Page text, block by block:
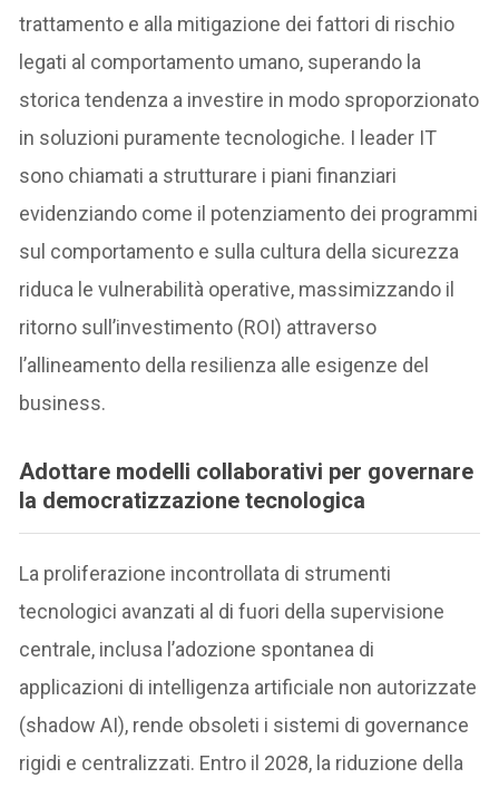
trattamento e alla mitigazione dei fattori di rischio
legati al comportamento umano, superando la
storica tendenza a investire in modo sproporzionato
in soluzioni puramente tecnologiche. I leader IT
sono chiamati a strutturare i piani finanziari
evidenziando come il potenziamento dei programmi
sul comportamento e sulla cultura della sicurezza
riduca le vulnerabilità operative, massimizzando il
ritorno sull’investimento (ROI) attraverso
l’allineamento della resilienza alle esigenze del
business.
Adottare modelli collaborativi per governare
la democratizzazione tecnologica
La proliferazione incontrollata di strumenti
tecnologici avanzati al di fuori della supervisione
centrale, inclusa l’adozione spontanea di
applicazioni di intelligenza artificiale non autorizzate
(shadow AI), rende obsoleti i sistemi di governance
rigidi e centralizzati. Entro il 2028, la riduzione della